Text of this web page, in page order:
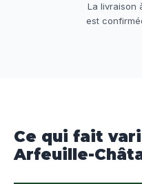
La livraison
est
Ce qui fait
Arfeuille-